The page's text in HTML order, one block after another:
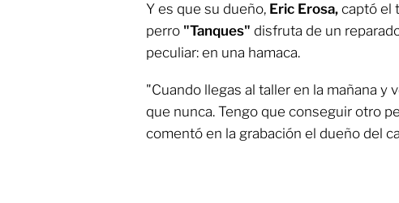
Y es que su dueño, Eric Erosa, captó el
perro "Tanques" disfruta de un
peculiar: en una hamaca.
"Cuando llegas al taller en la mañana y
que nunca. Tengo que conseguir otro
comentó en la grabación el dueño del